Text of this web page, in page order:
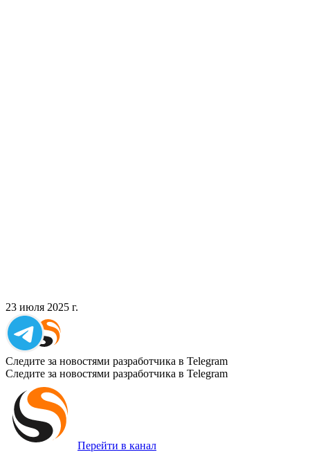
23 июля 2025 г.
Следите за новостями разработчика в Telegram
Следите за новостями разработчика в Telegram
Перейти в канал